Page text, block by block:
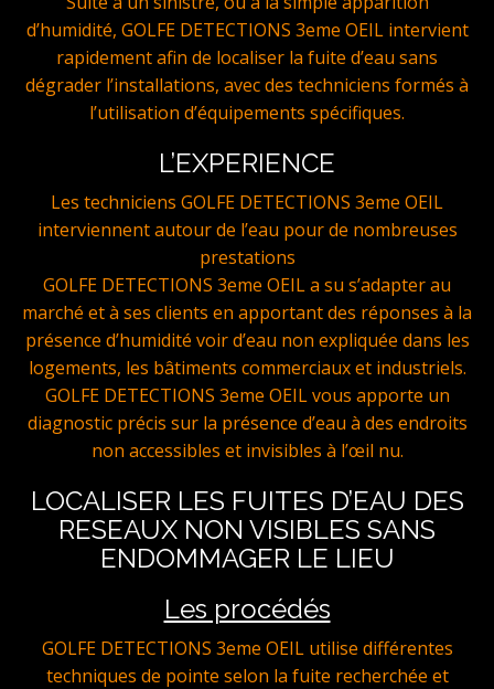
d’humidité, GOLFE DETECTIONS 3eme OEIL intervient
rapidement afin de localiser la fuite d’eau sans
dégrader l’installations, avec des techniciens formés à
l’utilisation d’équipements spécifiques.
L’EXPERIENCE
Les techniciens GOLFE DETECTIONS 3eme OEIL
interviennent autour de l’eau pour de nombreuses
prestations
GOLFE DETECTIONS 3eme OEIL a su s’adapter au
marché et à ses clients en apportant des réponses à la
présence d’humidité voir d’eau non expliquée dans les
logements, les bâtiments commerciaux et industriels.
GOLFE DETECTIONS 3eme OEIL vous apporte un
diagnostic précis sur la présence d’eau à des endroits
non accessibles et invisibles à l’œil nu.
LOCALISER LES FUITES D’EAU DES
RESEAUX NON VISIBLES SANS
ENDOMMAGER LE LIEU
Les procédés
GOLFE DETECTIONS 3eme OEIL utilise différentes
techniques de pointe selon la fuite recherchée et